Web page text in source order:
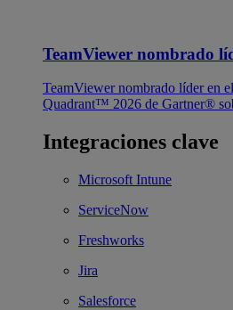
TeamViewer nombrado
TeamViewer nombrado líder en
Quadrant™ 2026 de Gartner®
Integraciones clave
Microsoft Intune
ServiceNow
Freshworks
Jira
Salesforce